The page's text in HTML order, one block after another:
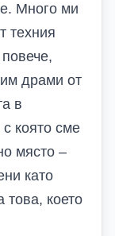
Много ми
техния
драми от
в
която сме
място –
като
това, което